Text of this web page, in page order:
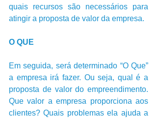
quais recursos são necessários para
O QUE
Em seguida, será determinado “O Que”
a empresa irá fazer. Ou seja, qual é a
proposta de valor do empreendimento.
Que valor a empresa proporciona aos
clientes? Quais problemas ela ajuda a